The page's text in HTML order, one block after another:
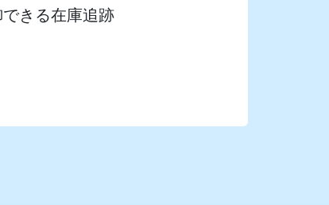
きる在庫追跡